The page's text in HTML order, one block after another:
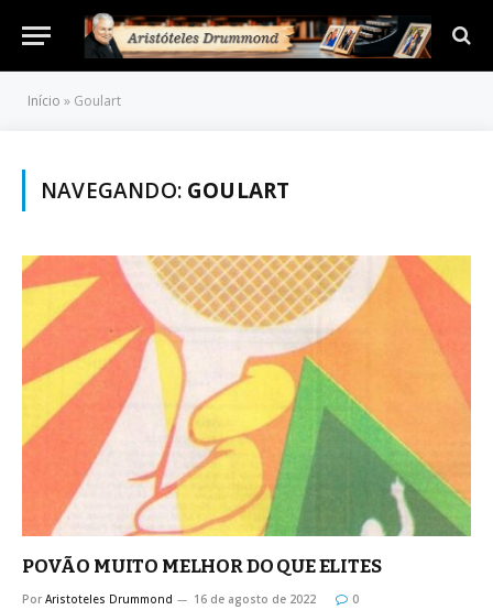
Início » Goulart
NAVEGANDO: GOULART
POVÃO MUITO MELHOR DO QUE ELITES
Por Aristoteles Drummond 16 de agosto de 2022 0